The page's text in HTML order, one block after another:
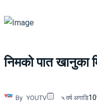
निमको पात खानुका
By YOUTV ५ वर्ष अगाडि